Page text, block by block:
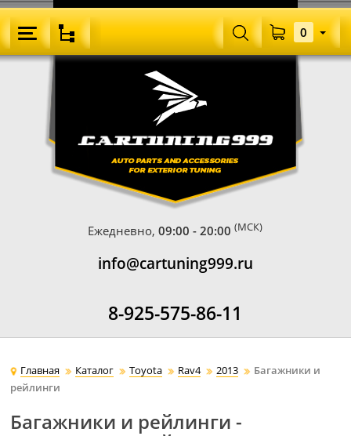
Ежедневно,09:00 - 20:00 (МСК)
info@cartuning999.ru
8-925-575-86-11
0
Главная Каталог Toyota Rav4 2013
Багажники и
рейлинги
Багажники и рейлинги -